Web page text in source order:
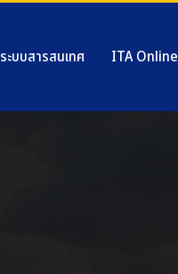
ระบบสารสนเทศ ITA Online